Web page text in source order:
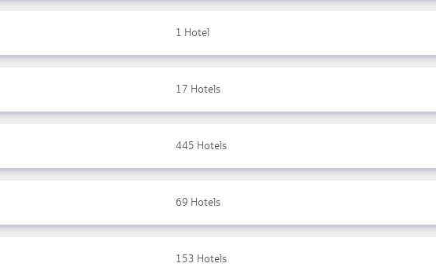
1 Hotel
17 Hotels
445 Hotels
69 Hotels
153 Hotels